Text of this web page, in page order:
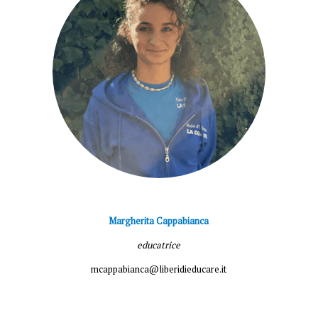
Margherita Cappabianca
educatrice
mcappabianca@liberidieducare.it